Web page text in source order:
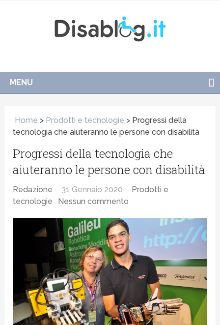
MENU
Home > Prodotti e tecnologie > Progressi della
tecnologia che aiuteranno le persone con disabilità
Progressi della tecnologia che
aiuteranno le persone con disabilità
Redazione 31 Gennaio 2020
Prodotti e
tecnologie
Nessun commento